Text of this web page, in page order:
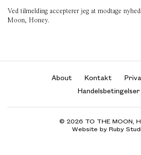
Ved tilmelding accepterer jeg at modtage
Moon, Honey.
About Kontakt
Handelsbetingelser
© 2026 TO THE MOON,
Website by Ruby